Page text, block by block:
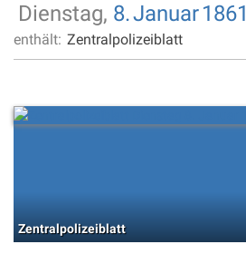
Dienstag, 8.Januar1861
enthält: Zentralpolizeiblatt
Zentralpolizeiblatt